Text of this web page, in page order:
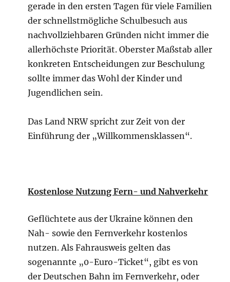
gerade in den ersten Tagen für viele Familien
der schnellstmögliche Schulbesuch aus
nachvollziehbaren Gründen nicht immer die
allerhöchste Priorität. Oberster Maßstab aller
konkreten Entscheidungen zur Beschulung
sollte immer das Wohl der Kinder und
Jugendlichen sein.
Das Land NRW spricht zur Zeit von der
Einführung der „Willkommensklassen“.
Kostenlose Nutzung Fern- und Nahverkehr
Geflüchtete aus der Ukraine können den
Nah- sowie den Fernverkehr kostenlos
nutzen. Als Fahrausweis gelten das
sogenannte „0-Euro-Ticket“, gibt es von
der Deutschen Bahn im Fernverkehr, oder